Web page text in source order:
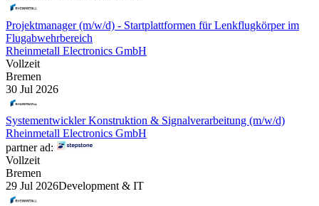
Projektmanager (m/w/d) - Startplattformen für Lenkflugkörper im
Flugabwehrbereich
Rheinmetall Electronics GmbH
Vollzeit
Bremen
30 Jul 2026
Systementwickler Konstruktion & Signalverarbeitung (m/w/d)
Rheinmetall Electronics GmbH
partner ad:
Vollzeit
Bremen
29 Jul 2026Development & IT